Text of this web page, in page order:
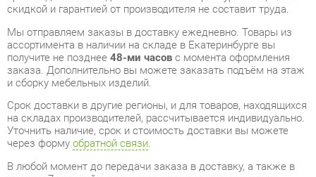
и сборку мебельных изделий.
Срок доставки в другие регионы, и для товаров, находящихся
на складах производителей, рассчитывается индивидуально.
Уточнить наличие, срок и стоимость доставки вы можете
через форму обратной связи
В любой момент до передачи заказа в доставку, а также в
течение 7-ми дней после получения заказа вы можете
изменить выборили принять решение об отказе от покупки.
Несмотря на качественную упаковку, готовые комплекты
могут быть повреждены при транспортировке. Если Вы
деталь.Повторная доставкатовара -бесплатна.